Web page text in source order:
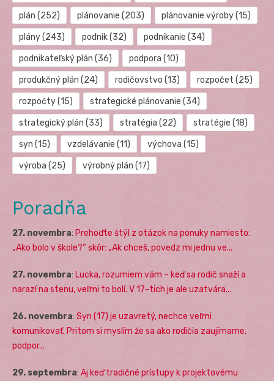
plán (252) plánovanie (203) plánovanie výroby(15)
plány(243) podnik(32) podnikanie (34)
podnikateľský plán (36) podpora (10)
produkčný plán (24) rodičovstvo (13) rozpočet (25)
rozpočty(15) strategické plánovanie (34)
strategický plán (33) stratégia (22) stratégie (18)
syn (15) vzdelávanie (11) výchova (15)
výroba (25) výrobný plán (17)
Poradňa
27. novembra: Prehoďte štýl z otázok na ponuky namiesto:
„Ako bolo v škole?“ skôr: „Ak chceš, povedz mi jednu ve...
27. novembra: Lucka, rozumiem vám – keď sa rodič snaží a
narazí na stenu, veľmi to bolí. V 17-tich je ale uzatvára...
26. novembra: Syn (17) je uzavretý, nechce veľmi
komunikovať. Pritom si myslím že sa ako rodičia zaujímame,
podpor...
29. septembra: Aj keď tradičné prístupy k projektovému